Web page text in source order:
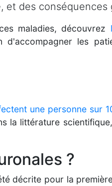
des conséquences
maladies, découvrez
les
une personne sur
la littérature
?
décrite pour la